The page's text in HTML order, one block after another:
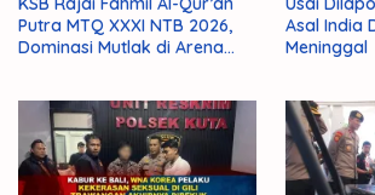
Putra MTQ XXXI NTB 2026,
Dominasi Mutlak di Arena
Asal India
Meninggal